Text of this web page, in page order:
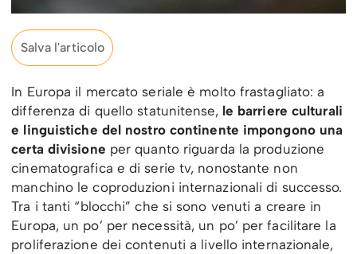
Salva l'articolo
In Europa il mercato seriale è molto frastagliato: a
differenza di quello statunitense, le barriere culturali
e linguistiche del nostro continente impongono una
certa divisione per quanto riguarda la produzione
cinematografica e di serie tv, nonostante non
manchino le coproduzioni internazionali di successo.
Tra i tanti “blocchi” che si sono venuti a creare in
Europa, un po’ per necessità, un po’ per facilitare la
proliferazione dei contenuti a livello internazionale,